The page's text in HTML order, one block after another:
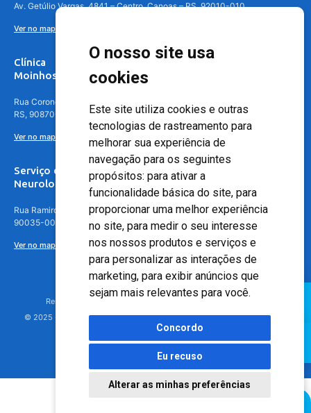
O nosso site usa
cookies
Este site utiliza cookies e outras
tecnologias de rastreamento para
melhorar sua experiência de
navegação para os seguintes
propósitos: para ativar a
funcionalidade básica do site, para
proporcionar uma melhor experiência
no site, para medir o seu interesse
nos nossos produtos e serviços e
para personalizar as interações de
marketing, para exibir anúncios que
sejam mais relevantes para você.
Concordo
Eu recuso
Alterar as minhas preferências
Av. Getúlio Vargas, 4841 – Centro, Canoas – RS, 92010-010
Ver no mapa
Clínica
Moinhos de Vento - Teresópolis
Rua Coronel Aparício Borges, 250 - 3º andar - Teresópolis, Porto Alegre -
RS, 90870-016
Ver no mapa
Serviço de
Neurologia
Rua Ramiro Barcelos, 630 – 5º andar – Floresta, Porto Alegre – RS,
90035-001
Ver no mapa
Responsável Técnico: Dr. Luiz Antonio Nasi - CREMERS 11217
© 2025 - Hospital Moinhos de Vento - Registro Empresa (CRM-RS): 425